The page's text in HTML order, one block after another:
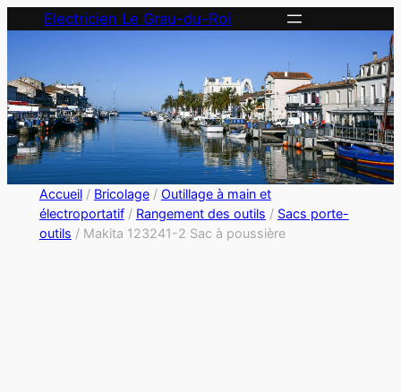
Electricien Le Grau-du-Roi
Accueil/ Bricolage/ Outillage à main et
électroportatif/ Rangement des outils / Sacs porte-
outils / Makita 123241-2 Sac à poussière